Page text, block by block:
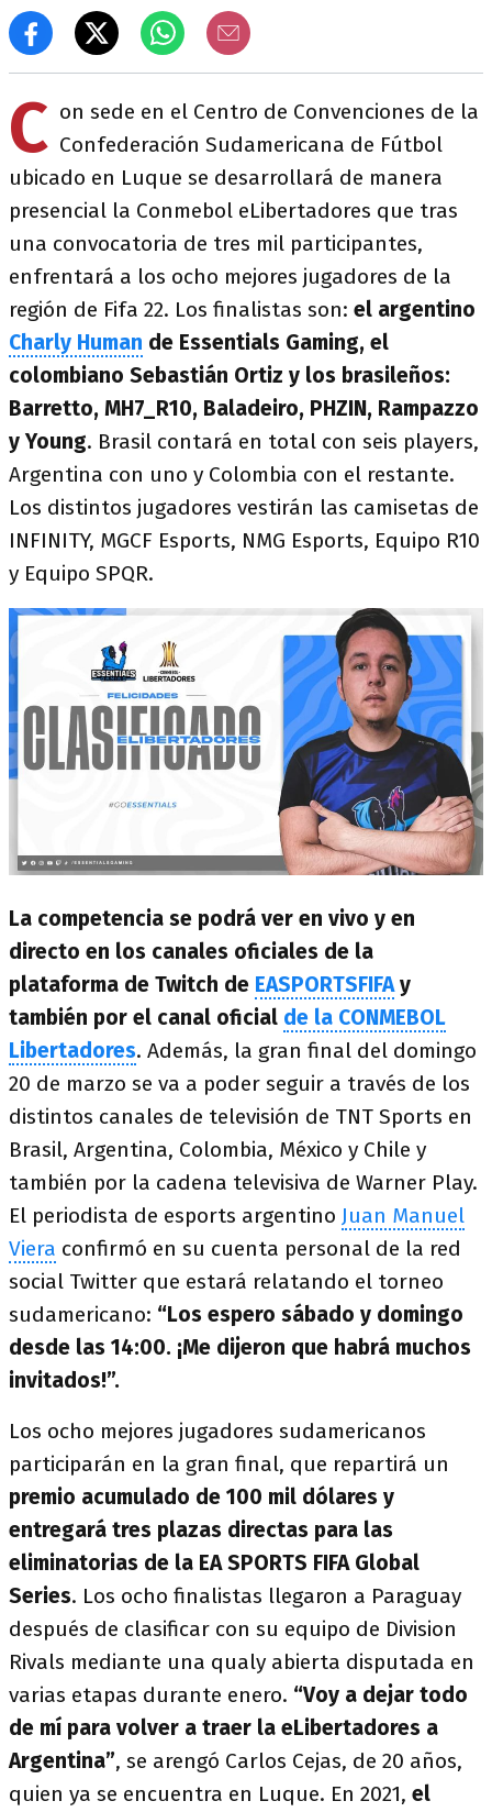
C on sede en el Centro de Convenciones de la
Confederación Sudamericana de Fútbol
ubicado en Luque se desarrollará de manera
presencial la Conmebol eLibertadores que tras
una convocatoria de tres mil participantes,
enfrentará a los ocho mejores jugadores de la
región de Fifa 22. Los finalistas son: el argentino
Charly Human de Essentials Gaming, el
colombiano Sebastián Ortiz y los brasileños:
Barretto, MH7_R10, Baladeiro, PHZIN, Rampazzo
y Young. Brasil contará en total con seis players,
Argentina con uno y Colombia con el restante.
Los distintos jugadores vestirán las camisetas de
INFINITY, MGCF Esports, NMG Esports, Equipo R10
y Equipo SPQR.
La competencia se podrá ver en vivo y en
directo en los canales oficiales de la
plataforma de Twitch de EASPORTSFIFAy
también por el canal oficial de la CONMEBOL
Libertadores. Además, la gran final del domingo
20 de marzo se va a poder seguir a través de los
distintos canales de televisión de TNT Sports en
Brasil, Argentina, Colombia, México y Chile y
también por la cadena televisiva de Warner Play.
El periodista de esports argentino Juan Manuel
Viera confirmó en su cuenta personal de la red
social Twitter que estará relatando el torneo
sudamericano: “Los espero sábado y domingo
desde las 14:00. ¡Me dijeron que habrá muchos
invitados!”.
Los ocho mejores jugadores sudamericanos
participarán en la gran final, que repartirá un
premio acumulado de 100 mil dólares y
entregará tres plazas directas para las
eliminatorias de la EA SPORTS FIFA Global
Series. Los ocho finalistas llegaron a Paraguay
después de clasificar con su equipo de Division
Rivals mediante una qualy abierta disputada en
varias etapas durante enero. “Voy a dejar todo
de mí para volver a traer la eLibertadores a
Argentina”, se arengó Carlos Cejas, de 20 años,
quien ya se encuentra en Luque. En 2021, el